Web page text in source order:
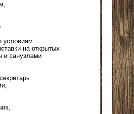
условиям
на открытых
и санузлами